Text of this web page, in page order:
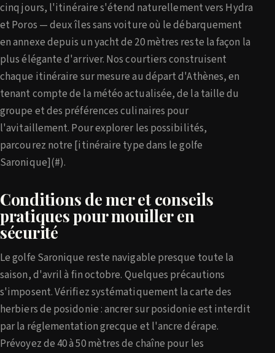
cinq jours, l'itinéraire s'étend naturellement vers Hydra
et Poros — deux îles sans voiture où le débarquement
en annexe depuis un yacht de 20 mètres reste la façon la
plus élégante d'arriver. Nos courtiers construisent
chaque itinéraire sur mesure au départ d'Athènes, en
tenant compte de la météo actualisée, de la taille du
groupe et des préférences culinaires pour
l'avitaillement. Pour explorer les possibilités,
parcourez notre [itinéraire type dans le golfe
Saronique](#).
Conditions de mer et conseils
pratiques pour mouiller en
sécurité
Le golfe Saronique reste navigable presque toute la
saison, d'avril à fin octobre. Quelques précautions
s'imposent. Vérifiez systématiquement la carte des
herbiers de posidonie : ancrer sur posidonie est interdit
par la réglementation grecque et l'ancre dérape.
Prévoyez de 40 à 50 mètres de chaîne pour les